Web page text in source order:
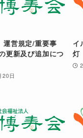
営規定/重要事
更新及び追加につ
20日
イ
灯